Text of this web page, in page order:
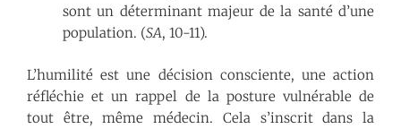
sont un déterminant majeur de la santé d’une
population. (SA, 10-11).
L’humilité est une décision consciente, une action
réfléchie et un rappel de la posture vulnérable de
tout être, même médecin. Cela s’inscrit dans la